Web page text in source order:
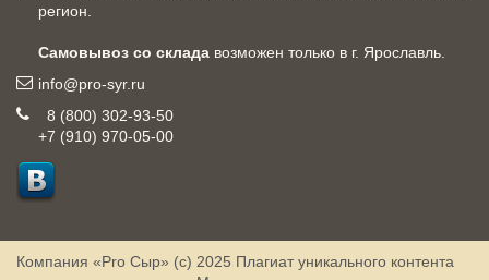
регион.
Самовывоз со склада возможен только в г. Ярославль.
info@pro-syr.ru
8 (800) 302-93-50
+7 (910) 970-05-00
Компания «Pro Сыр» (с) 2025 Плагиат уникального контента